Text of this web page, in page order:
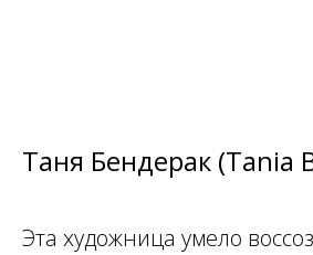
Таня Бендерак (Tania
Эта художница умело